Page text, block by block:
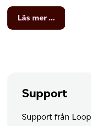
Läs mer …
SSL/TLS
Support
Support från